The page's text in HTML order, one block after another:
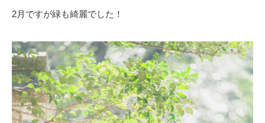
2月ですが緑も綺麗でした！